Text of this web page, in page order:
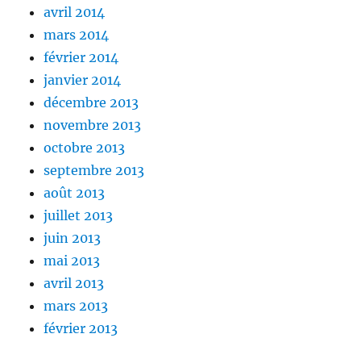
avril 2014
mars 2014
février 2014
janvier 2014
décembre 2013
novembre 2013
octobre 2013
septembre 2013
août 2013
juillet 2013
juin 2013
mai 2013
avril 2013
mars 2013
février 2013